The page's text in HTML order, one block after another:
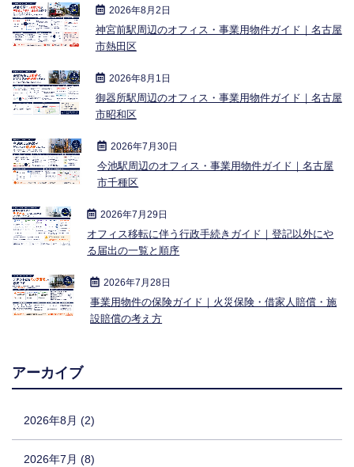
2026年8月2日
神宮前駅周辺のオフィス・事業用物件ガイド｜名古屋
市熱田区
2026年8月1日
御器所駅周辺のオフィス・事業用物件ガイド｜名古屋
市昭和区
2026年7月30日
今池駅周辺のオフィス・事業用物件ガイド｜名古屋
市千種区
2026年7月29日
オフィス移転に伴う行政手続きガイド｜登記以外にや
る届出の一覧と順序
2026年7月28日
事業用物件の保険ガイド｜火災保険・借家人賠償・施
設賠償の考え方
アーカイブ
2026年8月 (2)
2026年7月 (8)